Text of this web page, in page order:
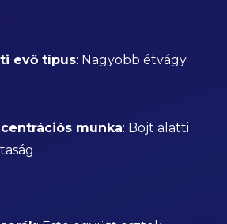
evő típus: Nagyobb étvágy
munka: Böjt alatti